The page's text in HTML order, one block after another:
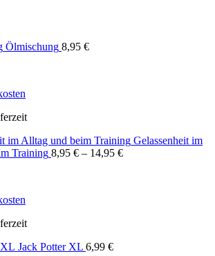
Ölmischung 8,95 €
Gelassenheit im
Training 8,95 € – 14,95 €
Jack Potter XL 6,99 €